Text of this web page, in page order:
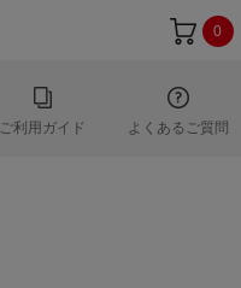
0
ご利用ガイド よくあるご質問